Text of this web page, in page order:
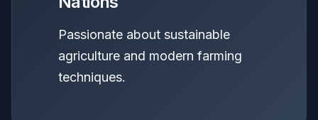
Passionate about sustainable
agriculture and modern farming
techniques.